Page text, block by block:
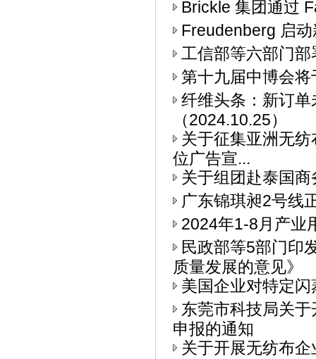
Brickle 集团通过
Freudenberg 启
工信部等六部门
第十九届中博会
纤维头条：新订
（2024.10.25）
关于征集亚洲无
位广告宣...
关于组团赴泰国
广东锦琪昶2号线
2024年1-8月产业
民政部等5部门印
质量发展的意见》
美国企业对特定
东莞市科技局关
申报的通知
关于开展无纺布